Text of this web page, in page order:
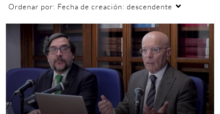
Ordenar por: Fecha de creación: descendente